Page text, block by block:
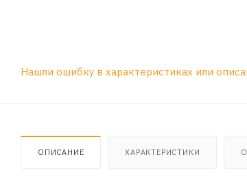
Нашли ошибку в характеристиках или
ОПИСАНИЕ ХАРАКТЕРИСТИКИ